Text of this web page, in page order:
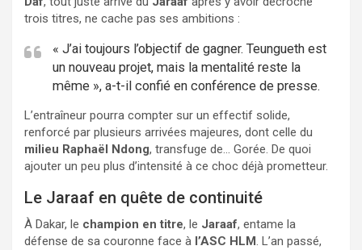
trois titres, ne cache pas ses ambitions :
« J’ai toujours l’objectif de gagner. Teungueth est
un nouveau projet, mais la mentalité reste la
même », a-t-il confié en conférence de presse.
L’entraîneur pourra compter sur un effectif solide,
renforcé par plusieurs arrivées majeures, dont celle du
milieu Raphaël Ndong, transfuge de… Gorée. De quoi
ajouter un peu plus d’intensité à ce choc déjà prometteur.
Le Jaraaf en quête de continuité
À Dakar, le champion en titre, le Jaraaf, entame la
défense de sa couronne face à l’ASC HLM. L’an passé,